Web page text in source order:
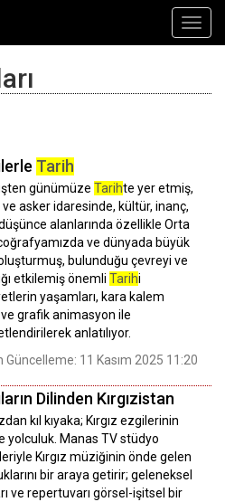
Tarih
günümüze Tarihte yer etmiş,
asker idaresinde, kültür, inanç,
alanlarında özellikle Orta
ve dünyada büyük
bulunduğu çevreyi ve
etkilemiş önemli Tarihi
yaşamları, kara kalem
grafik animasyon ile
anlatılıyor.
Güncelleme: 11 Kasım 2025 11:20
Dilinden Kırgızistan
kıl kıyaka; Kırgız ezgilerinin
yolculuk. Manas TV stüdyo
Kırgız müziğinin önde gelen
bir araya getirir; geleneksel
ve repertuvarı görsel-işitsel bir